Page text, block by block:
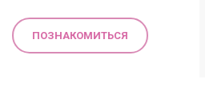
ПОЗНАКОМИТЬСЯ